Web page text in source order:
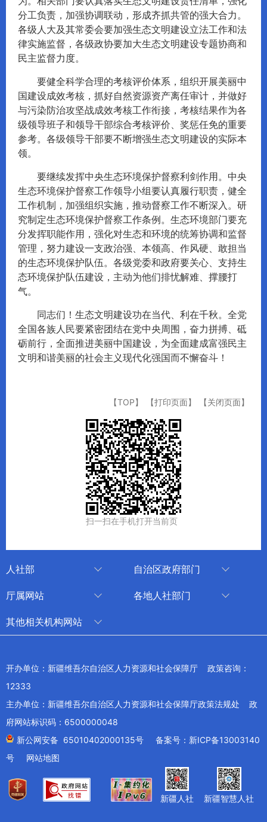
分工负责，加强协调联动，形成齐抓共管的强大合力。
各级人大及其常委会要加强生态文明建设立法工作和法
律实施监督，各级政协要加大生态文明建设专题协商和
民主监督力度。
要健全科学合理的考核评价体系，组织开展美丽中
国建设成效考核，抓好自然资源资产离任审计，并做好
与污染防治攻坚战成效考核工作衔接，考核结果作为各
级领导班子和领导干部综合考核评价、奖惩任免的重要
参考。各级领导干部要不断增强生态文明建设的实际本
领。
要继续发挥中央生态环境保护督察利剑作用。中央
生态环境保护督察工作领导小组要认真履行职责，健全
工作机制，加强组织实施，推动督察工作不断深入。研
究制定生态环境保护督察工作条例。生态环境部门要充
分发挥职能作用，强化对生态和环境的统筹协调和监督
管理，努力建设一支政治强、本领高、作风硬、敢担当
的生态环境保护队伍。各级党委和政府要关心、支持生
态环境保护队伍建设，主动为他们排忧解难、撑腰打
气。
同志们！生态文明建设功在当代、利在千秋。全党
全国各族人民要紧密团结在党中央周围，奋力拼搏、砥
砺前行，全面推进美丽中国建设，为全面建成富强民主
文明和谐美丽的社会主义现代化强国而不懈奋斗！
【TOP】 【打印页面】 【关闭页面】
扫一扫在手机打开当前页
人社部
技能人才评价工作网
自治区政府部门
审计厅
退役军人事务厅
商务厅
农业农村厅
卫生健康委员会
厅属网站
中国新疆人才网
各地人社部门
克孜勒苏柯尔克孜自治州
其他相关机构网站
新疆新闻网
新疆电视台
工业和信息化部
开办单位：新疆维吾尔自治区人力资源和社会保障厅 政策咨询：
12333
主办单位：新疆维吾尔自治区人力资源和社会保障厅政策法规处 政
府网站标识码：6500000048
新公网安备 65010402000135号
备案号：新ICP备13003140
号
网站地图
新疆人社 新疆智慧人社